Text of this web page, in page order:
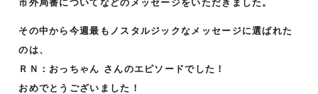
市外局番についてなどのメッセージをいただきました。
その中から今週最もノスタルジックなメッセージに選ばれた
のは、
ＲＮ：おっちゃん さんのエピソードでした！
おめでとうございました！